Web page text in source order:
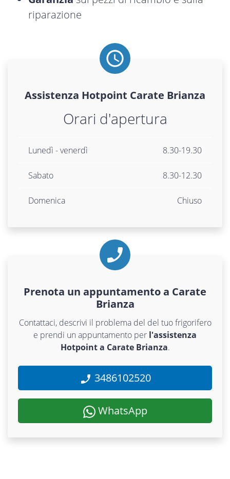
riparazione
Assistenza Hotpoint Carate Brianza
Orari d'apertura
Lunedì - venerdì 8.30-19.30
Sabato 8.30-12.30
Domenica Chiuso
Prenota un appuntamento a Carate
Brianza
Contattaci, descrivi il problema del del tuo frigorifero
e prendi un appuntamento per l'assistenza
Hotpoint a Carate Brianza.
3486102520
WhatsApp